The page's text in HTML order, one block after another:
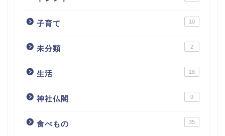
子育て 10
未分類 2
生活 18
神社仏閣 9
食べもの 35